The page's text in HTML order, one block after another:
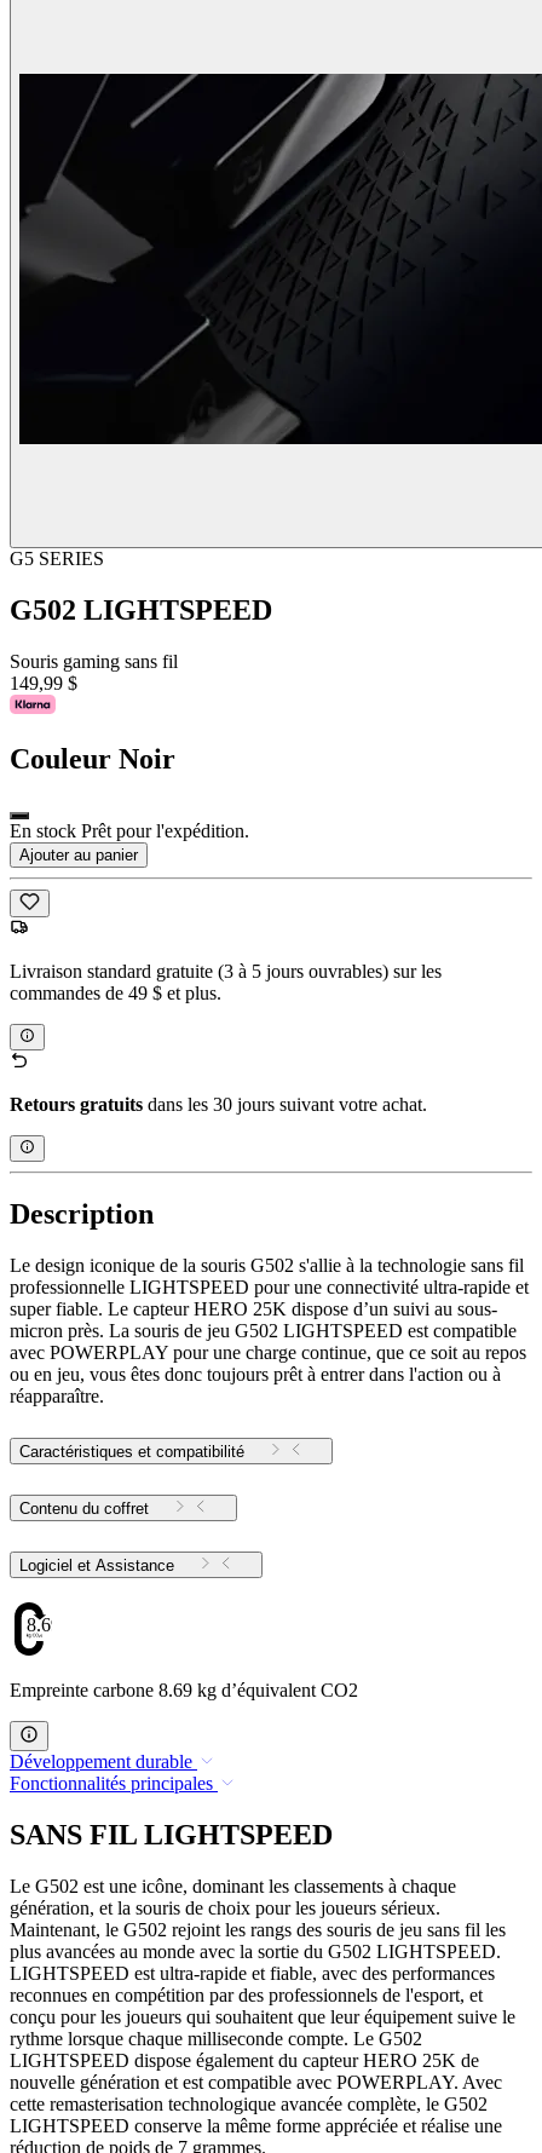
G5 SERIES
G502 LIGHTSPEED
Souris gaming sans fil
149,99 $
Couleur Noir
En stock Prêt pour l'expédition.
Ajouter au panier
Livraison standard gratuite (3 à 5 jours ouvrables) sur les
commandes de 49 $ et plus.
Retours gratuits dans les 30 jours suivant votre achat.
Description
Le design iconique de la souris G502 s'allie à la technologie sans fil
professionnelle LIGHTSPEED pour une connectivité ultra-rapide et
super fiable. Le capteur HERO 25K dispose d’un suivi au sous-
micron près. La souris de jeu G502 LIGHTSPEED est compatible
avec POWERPLAY pour une charge continue, que ce soit au repos
ou en jeu, vous êtes donc toujours prêt à entrer dans l'action ou à
réapparaître.
Caractéristiques et compatibilité
Contenu du coffret
Logiciel et Assistance
8.69
Empreinte carbone 8.69 kg d’équivalent CO2
Développement durable
Fonctionnalités principales
SANS FIL LIGHTSPEED
Le G502 est une icône, dominant les classements à chaque
génération, et la souris de choix pour les joueurs sérieux.
Maintenant, le G502 rejoint les rangs des souris de jeu sans fil les
plus avancées au monde avec la sortie du G502 LIGHTSPEED.
LIGHTSPEED est ultra-rapide et fiable, avec des performances
reconnues en compétition par des professionnels de l'esport, et
conçu pour les joueurs qui souhaitent que leur équipement suive le
rythme lorsque chaque milliseconde compte. Le G502
LIGHTSPEED dispose également du capteur HERO 25K de
nouvelle génération et est compatible avec POWERPLAY. Avec
cette remasterisation technologique avancée complète, le G502
LIGHTSPEED conserve la même forme appréciée et réalise une
réduction de poids de 7 grammes.